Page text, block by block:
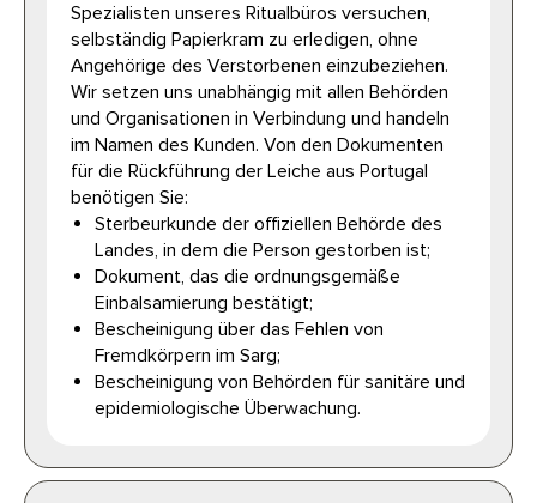
Spezialisten unseres Ritualbüros versuchen,
selbständig Papierkram zu erledigen, ohne
Angehörige des Verstorbenen einzubeziehen.
Wir setzen uns unabhängig mit allen Behörden
und Organisationen in Verbindung und handeln
im Namen des Kunden. Von den Dokumenten
für die Rückführung der Leiche aus Portugal
benötigen Sie:
Sterbeurkunde der offiziellen Behörde des
Landes, in dem die Person gestorben ist;
Dokument, das die ordnungsgemäße
Einbalsamierung bestätigt;
Bescheinigung über das Fehlen von
Fremdkörpern im Sarg;
Bescheinigung von Behörden für sanitäre und
epidemiologische Überwachung.